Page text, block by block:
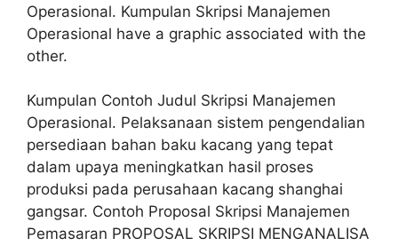
Operasional. Kumpulan Skripsi Manajemen
Operasional have a graphic associated with the
other.
Kumpulan Contoh Judul Skripsi Manajemen
Operasional. Pelaksanaan sistem pengendalian
persediaan bahan baku kacang yang tepat
dalam upaya meningkatkan hasil proses
produksi pada perusahaan kacang shanghai
gangsar. Contoh Proposal Skripsi Manajemen
Pemasaran PROPOSAL SKRIPSI MENGANALISA